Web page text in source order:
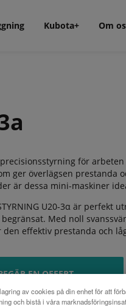
Kubota+ Om
för
ger överlägsen prestanda
är dessa mini-maskiner
U20-3α är
Med noll
den effektiv prestanda och
EN OFFERT
av cookies på din enhet för att
och bistå i våra